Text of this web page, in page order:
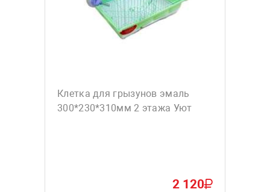
Клетка для грызунов эмаль
300*230*310мм 2 этажа Уют
2 120